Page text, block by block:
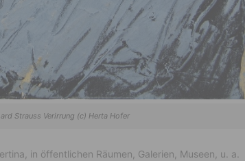
Strauss Verirrung (c) Herta Hofer
in öffentlichen Räumen, Galerien, Museen, u. a.